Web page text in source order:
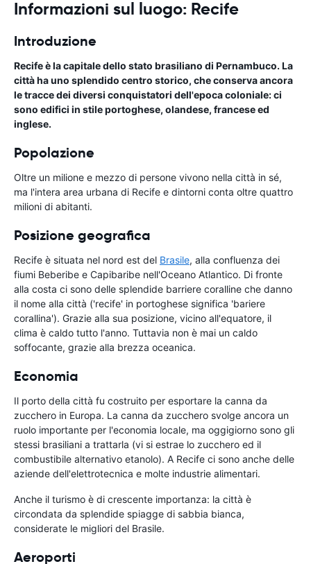
Informazioni sul luogo: Recife
Introduzione
Recife è la capitale dello stato brasiliano di Pernambuco. La
città ha uno splendido centro storico, che conserva ancora
le tracce dei diversi conquistatori dell'epoca coloniale: ci
sono edifici in stile portoghese, olandese, francese ed
inglese.
Popolazione
Oltre un milione e mezzo di persone vivono nella città in sé,
ma l'intera area urbana di Recife e dintorni conta oltre quattro
milioni di abitanti.
Posizione geografica
Recife è situata nel nord est del Brasile, alla confluenza dei
fiumi Beberibe e Capibaribe nell'Oceano Atlantico. Di fronte
alla costa ci sono delle splendide barriere coralline che danno
il nome alla città ('recife' in portoghese significa 'bariere
corallina'). Grazie alla sua posizione, vicino all'equatore, il
clima è caldo tutto l'anno. Tuttavia non è mai un caldo
soffocante, grazie alla brezza oceanica.
Economia
Il porto della città fu costruito per esportare la canna da
zucchero in Europa. La canna da zucchero svolge ancora un
ruolo importante per l'economia locale, ma oggigiorno sono gli
stessi brasiliani a trattarla (vi si estrae lo zucchero ed il
combustibile alternativo etanolo). A Recife ci sono anche delle
aziende dell'elettrotecnica e molte industrie alimentari.
Anche il turismo è di crescente importanza: la città è
circondata da splendide spiagge di sabbia bianca,
considerate le migliori del Brasile.
Aeroporti